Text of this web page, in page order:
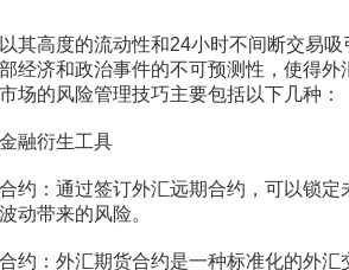
高度的流动性和24小时不间断交易吸
经济和政治事件的不可预测性，使得
场的风险管理技巧主要包括以下几种：
衍生工具
：通过签订外汇远期合约，可以锁定
动带来的风险。
：外汇期货合约是一种标准化的外汇